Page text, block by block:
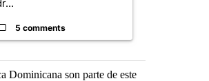
5 comments
Dominicana son parte de este